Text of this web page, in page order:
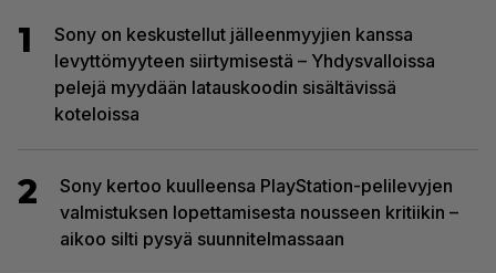
1
Sony on keskustellut jälleenmyyjien kanssa
levyttömyyteen siirtymisestä – Yhdysvalloissa
pelejä myydään latauskoodin sisältävissä
koteloissa
2
Sony kertoo kuulleensa PlayStation-pelilevyjen
valmistuksen lopettamisesta nousseen kritiikin –
aikoo silti pysyä suunnitelmassaan